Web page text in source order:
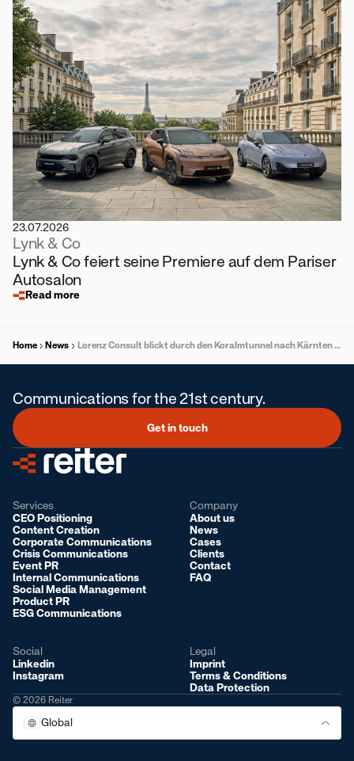
23.07.2026
Lynk & Co
Lynk & Co feiert seine Premiere auf dem Pariser
Autosalon
Read more
Home News Lorenz Consult blickt durch den Koralmtunnel nach Kärnten – Neue Chancen für Technik-Talente
Communications for the 21st century.
Get in touch
Services
CEO Positioning
Content Creation
Corporate Communications
Crisis Communications
Event PR
Internal Communications
Social Media Management
Product PR
ESG Communications
Company
About us
News
Cases
Clients
Contact
FAQ
Social
Linkedin
Instagram
Legal
Imprint
Terms & Conditions
Data Protection
© 2026 Reiter
Global